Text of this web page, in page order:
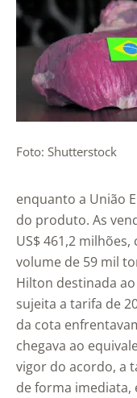
Foto: Shutterstock
enquanto a União
do produto. As
US$ 461,2
volume de 59 mil
Hilton destinada
sujeita a tarifa de
da cota
chegava ao
vigor do acordo, a
de forma imediata,